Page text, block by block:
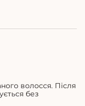
волосся. Після
без